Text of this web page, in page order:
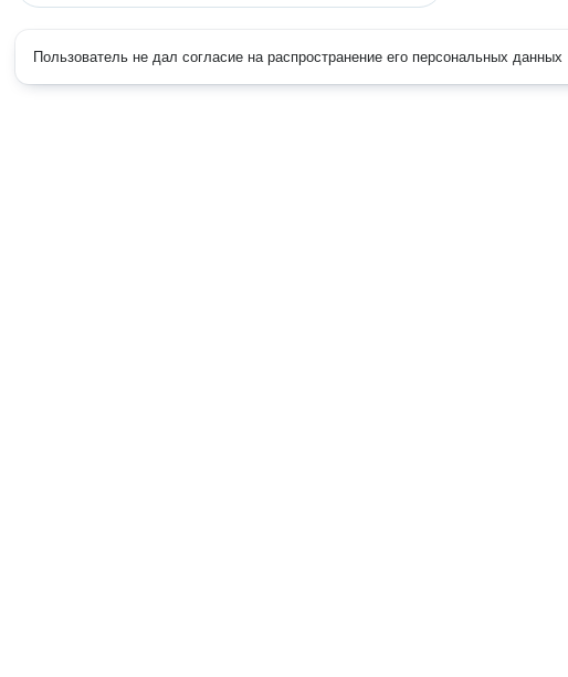
Пользователь не дал согласие на распространение его персональных данных